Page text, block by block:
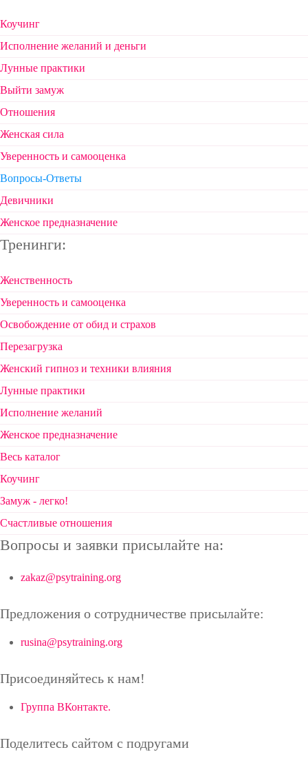
Коучинг
Исполнение желаний и деньги
Лунные практики
Выйти замуж
Отношения
Женская сила
Уверенность и самооценка
Вопросы-Ответы
Девичники
Женское предназначение
Тренинги:
Женственность
Уверенность и самооценка
Освобождение от обид и страхов
Перезагрузка
Женский гипноз и техники влияния
Лунные практики
Исполнение желаний
Женское предназначение
Весь каталог
Коучинг
Замуж - легко!
Счастливые отношения
Вопросы и заявки присылайте на:
zakaz@psytraining.org
Предложения о сотрудничестве присылайте:
rusina@psytraining.org
Присоединяйтесь к нам!
Группа ВКонтакте.
Поделитесь сайтом с подругами